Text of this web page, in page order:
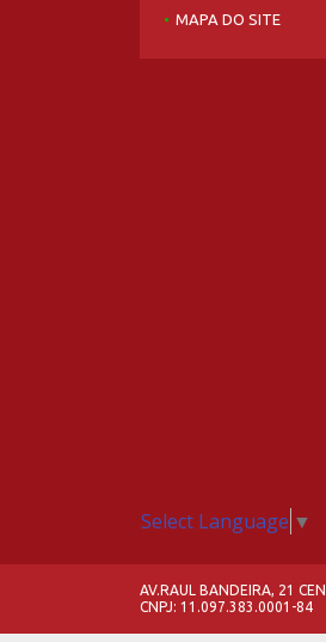
MAPA DO SITE
Select Language ▼
AV.RAUL BANDEIRA, 21
CNPJ: 11.097.383.0001-84